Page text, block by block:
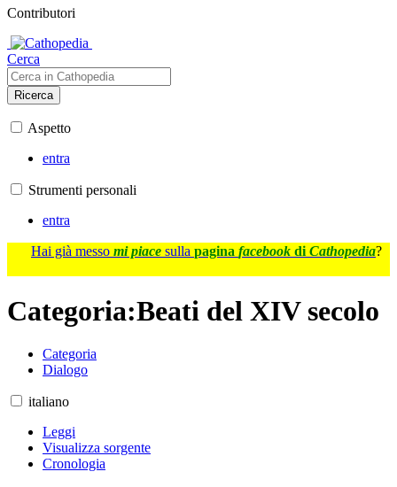
Contributori
Cerca
Ricerca
Aspetto
entra
Strumenti personali
entra
Hai già messo mi piace sulla pagina facebook di Cathopedia?
Categoria:Beati del XIV secolo
Categoria
Dialogo
italiano
Leggi
Visualizza sorgente
Cronologia